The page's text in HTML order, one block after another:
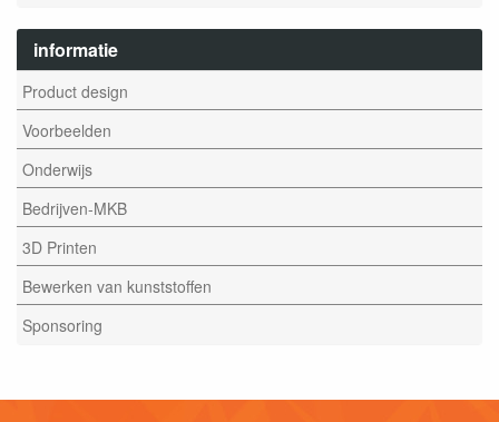
informatie
Product design
Voorbeelden
Onderwijs
Bedrijven-MKB
3D Printen
Bewerken van kunststoffen
Sponsoring